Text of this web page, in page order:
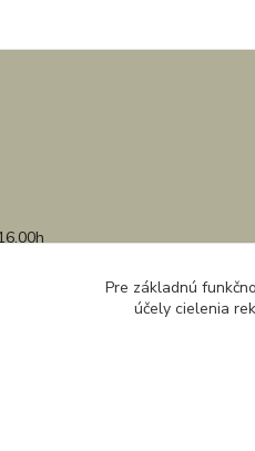
Pre základnú
účely cielenia